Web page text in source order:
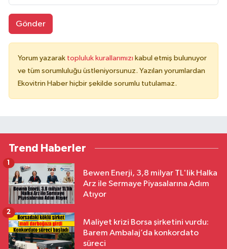
Gönder
Yorum yazarak topluluk kurallarımızı kabul etmiş bulunuyor
ve tüm sorumluluğu üstleniyorsunuz. Yazılan yorumlardan
Ekovitrin Haber hiçbir şekilde sorumlu tutulamaz.
Trend Haberler
Bewen Enerji, 3,8 milyar TL'lik Halka
Arz ile Sermaye Piyasalarına Adım
Atıyor
1
Maliyet krizi Borsa şirketini vurdu:
Barem Ambalaj’da konkordato
süreci
2